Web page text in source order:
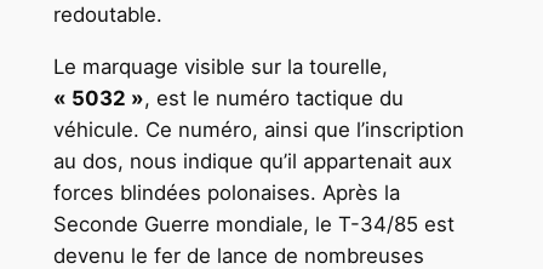
redoutable.
Le marquage visible sur la tourelle,
« 5032 », est le numéro tactique du
véhicule. Ce numéro, ainsi que l’inscription
au dos, nous indique qu’il appartenait aux
forces blindées polonaises. Après la
Seconde Guerre mondiale, le T-34/85 est
devenu le fer de lance de nombreuses